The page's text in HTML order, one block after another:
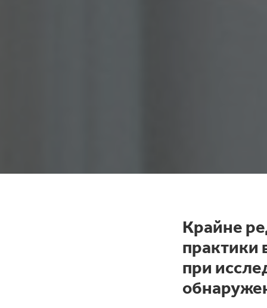
Крайне
практики
при